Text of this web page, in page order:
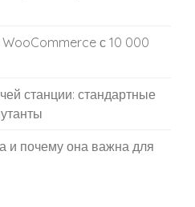
WooCommerce с 10 000
станции: стандартные
и почему она важна для